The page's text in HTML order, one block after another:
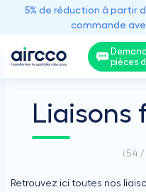
5% de réduction à partir
commande
pièces
Liaisons
(54 /
Retrouvez ici toutes nos